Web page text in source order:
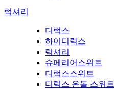
럭셔리
디럭스
하이디럭스
럭셔리
슈페리어스위트
디럭스스위트
디럭스 온돌 스위트